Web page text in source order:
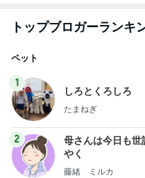
トップブロガーランキ
ペット
1
しろとくろしろ
たまねぎ
2
母さんは今日も世
やく
藤緒 ミルカ